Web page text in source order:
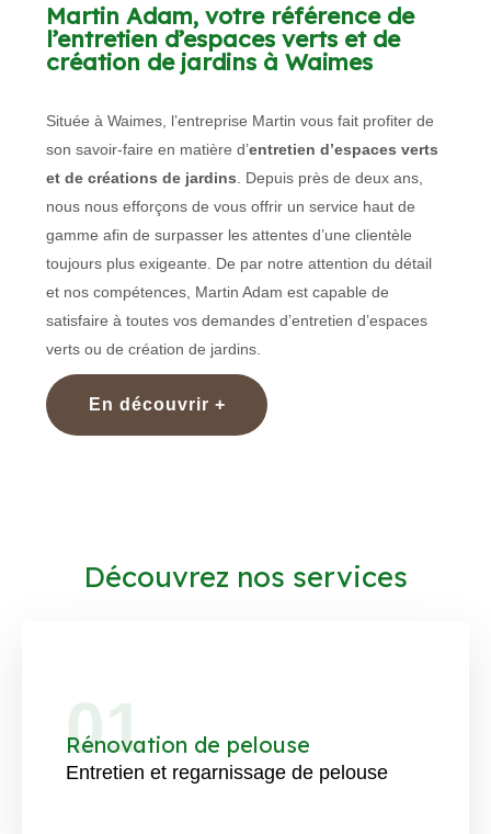
Martin Adam, votre référence de
l’entretien d’espaces verts et de
création de jardins à Waimes
Située à Waimes, l’entreprise Martin vous fait profiter de
son savoir-faire en matière d’entretien d’espaces verts
et de créations de jardins . Depuis près de deux ans,
nous nous efforçons de vous offrir un service haut de
gamme afin de surpasser les attentes d’une clientèle
toujours plus exigeante. De par notre attention du détail
et nos compétences, Martin Adam est capable de
satisfaire à toutes vos demandes d’entretien d’espaces
verts ou de création de jardins.
En découvrir +
Découvrez nos services
01
Rénovation de pelouse
Entretien et regarnissage de pelouse